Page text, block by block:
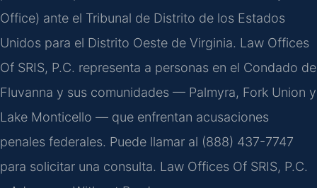
Office) ante el Tribunal de Distrito de los Estados
Unidos para el Distrito Oeste de Virginia. Law Offices
Of SRIS, P.C. representa a personas en el Condado de
Fluvanna y sus comunidades — Palmyra, Fork Union y
Lake Monticello — que enfrentan acusaciones
penales federales. Puede llamar al (888) 437-7747
para solicitar una consulta. Law Offices Of SRIS, P.C.